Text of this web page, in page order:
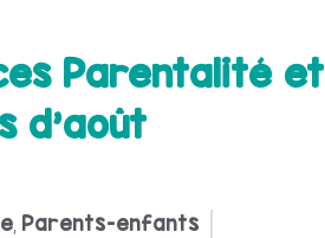
Parentalité et
d’août
, Parents-enfants